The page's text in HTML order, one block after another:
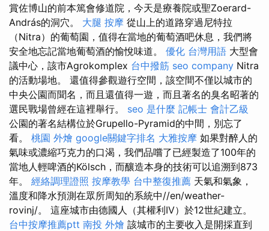
賞佐博山的前本篤會修道院，今天是療養院或聖Zoerard-
András的洞穴。 大腿 按摩 從山上的道路穿過尼特拉
（Nitra）的葡萄園，值得在當地的葡萄酒吧休息，我們將
安全地忘記當地葡萄酒的愉悅味道。 優化 台灣用語 大型會
議中心，該市Agrokomplex 台中撥筋 seo company Nitra
的活動場地。 還值得參觀遊行空間，該空間不僅以城市的
中央公園而聞名，而且還值得一遊，而且著名的​​臭名昭著的
選民戰場曾經在這裡舉行。 seo 是什麼 記帳士 會計乙級
公園的著名結構位於Grupello-Pyramid的中間，別忘了
看。 桃園 外燴 google關鍵字排名 大雅按摩 如果對醉人的
氣味或濃縮巧克力的口渴，我們品嚐了已經製造了100年的
當地人輕啤酒的Kölsch，而釀造本身的技術可以追溯到873
年。 經絡調理證照 按摩教學 台中整復推薦 天氣和氣象，
溫度和降水預測在眾所周知的系統中//en/weather-
rovinj/。 這座城市由德國人（其權利IV）於12世紀建立。
台中按摩推薦ptt 南投 外燴 該城市的主要收入是開採直到